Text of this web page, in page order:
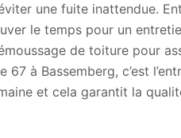
une fuite inattendue.
le temps pour un
de toiture pour
à Bassemberg, c’est
et cela garantit la